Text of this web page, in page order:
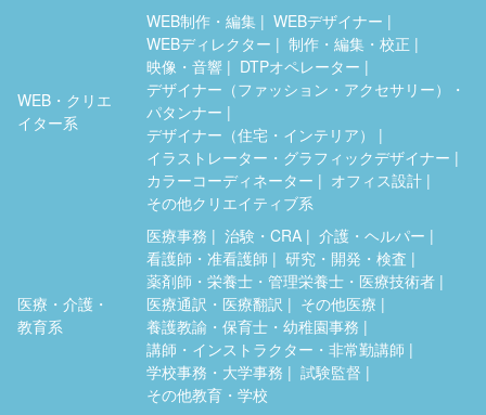
WEB・クリエ
イター系
WEB制作・編集
WEBデザイナー
WEBディレクター
制作・編集・校正
映像・音響
DTPオペレーター
デザイナー（ファッション・アクセサリー）・
パタンナー
デザイナー（住宅・インテリア）
イラストレーター・グラフィックデザイナー
カラーコーディネーター
オフィス設計
その他クリエイティブ系
医療・介護・
教育系
医療事務 治験・CRA
介護・ヘルパー
看護師・准看護師
研究・開発・検査
薬剤師・栄養士・管理栄養士・医療技術者
医療通訳・医療翻訳
その他医療
養護教諭・保育士・幼稚園事務
講師・インストラクター・非常勤講師
学校事務・大学事務
試験監督
その他教育・学校